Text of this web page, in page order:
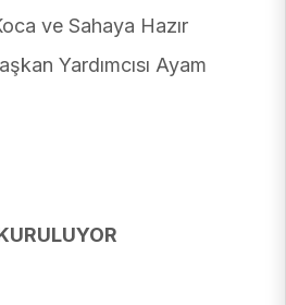
ve Sahaya Hazır
Yardımcısı Ayam